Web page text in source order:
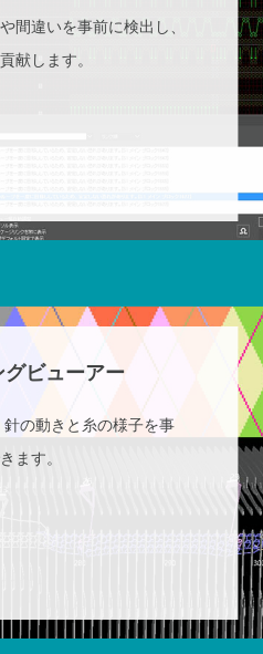
間違いを事前に検出し、
献します。
グビューアー
の動きと糸の様子を事
ます。